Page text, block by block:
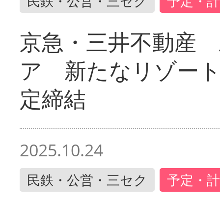
京急・三井不動産
ア 新たなリゾー
定締結
2025.10.24
民鉄・公営・三セク 予定・